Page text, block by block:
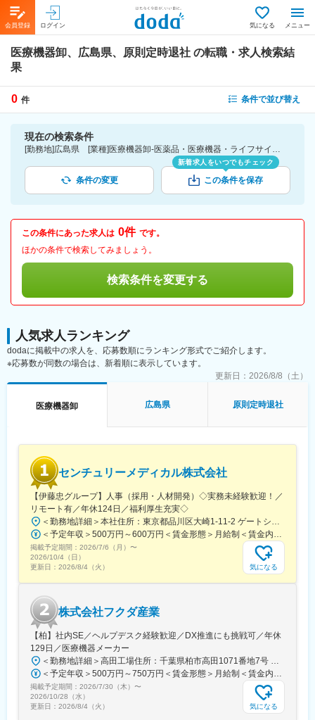
会員登録 ログイン 気になる メニュー
医療機器卸、広島県、原則定時退社 の転職・求人検索結
果
0 件 条件で並び替え
現在の検索条件
[勤務地]広島県 [業種]医療機器卸-医薬品・医療機器・ライフサイエンス・医療系サービス [詳細条件](休日・働き方)原則定時退社
条件の変更
新着求人をいつでもチェック
この条件を保存
この条件にあった求人は 0件 です。
ほかの条件で検索してみましょう。
検索条件を変更する
人気求人ランキング
dodaに掲載中の求人を、応募数順にランキング形式でご紹介します。
※応募数が同数の場合は、新着順に表示しています。
更新日： 2026/8/8（土）
医療機器卸 広島県 原則定時退社
センチュリーメディカル株式会社
【伊藤忠グループ】人事（採用・人材開発）◇実務未経験歓迎！／
リモート有／年休124日／福利厚生充実◇
＜勤務地詳細＞本社住所：東京都品川区大崎1-11-2 ゲートシティ大崎イーストタワー22Ｆ勤務地最寄駅：JR山手線／大崎駅受動喫煙対策：屋内全面禁煙変更の範囲：会社の定める事業所（リモートワーク含む）
＜予定年収＞500万円～600万円＜賃金形態＞月給制＜賃金内訳＞月額（基本給）：300,000円～350,000円＜月給＞300,000円～350,000円＜昇給有無＞有＜残業手当＞有＜給与補足＞上記年収は、あくまで目安であり、前職・経験を考慮し検討させて頂きます。■昇給：あり■賞与：あり※会社業績と個人業績に応じて算定されます。賃金はあくまでも目安の金額であり、選考を通じて上下する可能性があります。月給(月額)は固定手当を含めた表記です。
掲載予定期間： 2026/7/6（月） 〜
2026/10/4（日）
更新日： 2026/8/4（火） 気になる
株式会社フクダ産業
【柏】社内SE／ヘルプデスク経験歓迎／DX推進にも挑戦可／年休
129日／医療機器メーカー
＜勤務地詳細＞高田工場住所：千葉県柏市高田1071番地7号 勤務地最寄駅：つくばエクスプレス線／柏の葉キャンパス駅受動喫煙対策：屋内全面禁煙変更の範囲：【変更の範囲：流山本社および高田工場】
＜予定年収＞500万円～750万円＜賃金形態＞月給制＜賃金内訳＞月額（基本給）：300,000円～430,000円＜月給＞300,000円～430,000円＜昇給有無＞有＜残業手当＞有＜給与補足＞※経験・スキルを考慮の上決定いたします。■賞与：年2回（7月・12月）※昨年実績4.2ヶ月■昇給：年1回（1月）■モデル年収：・年収580万円 主任（月給34万円×12ヶ月＋諸手当）・年収820万円 課長（月給48万円×12ヶ月＋諸手当）賃金はあくまでも目安の金額であり、選考を通じて上下する可能性があります。月給(月額)は固定手当を含めた表記です。
掲載予定期間： 2026/7/30（木） 〜
2026/10/28（水）
更新日： 2026/8/4（火） 気になる